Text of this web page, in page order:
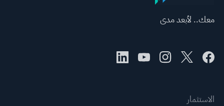
معك.. لأبعد مدى
الاستثمار